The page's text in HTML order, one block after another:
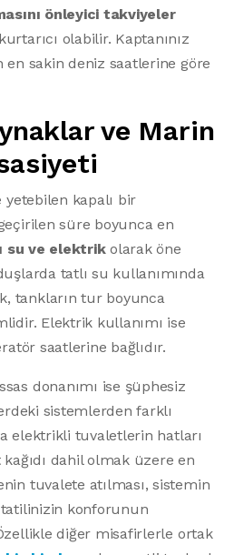
önleyici takviyeler
olabilir. Kaptanınız
en sakin deniz saatlerine göre
ve Marin
kapalı bir
süre boyunca en
su ve elektrikolarak öne
tatlı su kullanımında
tankların tur boyunca
Elektrik kullanımı ise
saatlerine bağlıdır.
donanımı ise şüphesiz
sistemlerden farklı
elektrikli tuvaletlerin hatları
dahil olmak üzere en
tuvalete atılması, sistemin
tatilinizin konforunun
diğer misafirlerle ortak